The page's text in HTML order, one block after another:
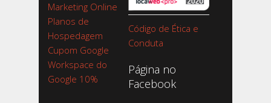
Marketing Online
Planos de
Hospedagem
Cupom Google
Workspace do
Google 10%
Código de Ética e
Conduta
Página no
Facebook